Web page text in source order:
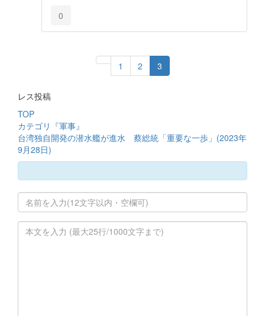
0
1 2 3
レス投稿
TOP
カテゴリ『軍事』
台湾独自開発の潜水艦が進水 蔡総統「重要な一歩」(2023年
9月28日)